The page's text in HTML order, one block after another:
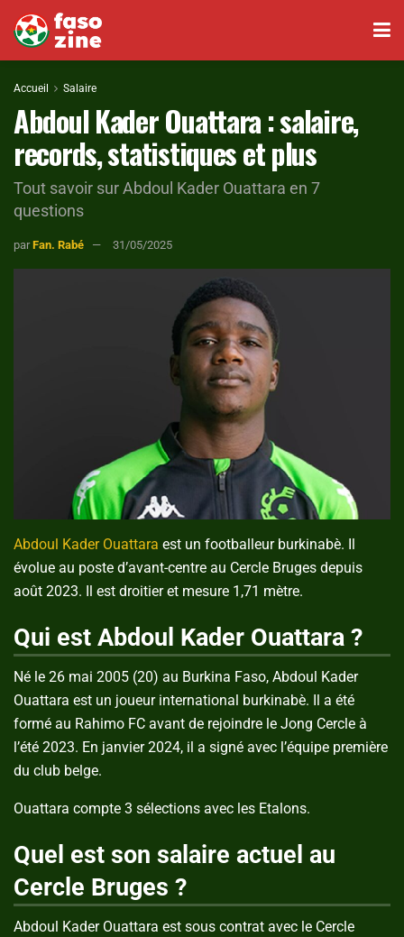
Accueil Salaire
Abdoul Kader Ouattara : salaire,
records, statistiques et plus
Tout savoir sur Abdoul Kader Ouattara en 7
questions
par Fan. Rabé 31/05/2025
Abdoul Kader Ouattara est un footballeur burkinabè. Il
évolue au poste d’avant-centre au Cercle Bruges depuis
août 2023. Il est droitier et mesure 1,71 mètre.
Qui est Abdoul Kader Ouattara ?
Né le 26 mai 2005 (20) au Burkina Faso, Abdoul Kader
Ouattara est un joueur international burkinabè. Il a été
formé au Rahimo FC avant de rejoindre le Jong Cercle à
l’été 2023. En janvier 2024, il a signé avec l’équipe première
du club belge.
Ouattara compte 3 sélections avec les Etalons.
Quel est son salaire actuel au
Cercle Bruges ?
Abdoul Kader Ouattara est sous contrat avec le Cercle